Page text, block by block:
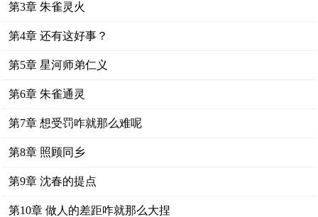
第3章 朱雀灵火
第4章 还有这好事？
第5章 星河师弟仁义
第6章 朱雀通灵
第7章 想受罚咋就那么难呢
第8章 照顾同乡
第9章 沈春的提点
第10章 做人的差距咋就那么大捏